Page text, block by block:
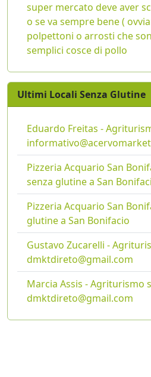
super mercato deve aver
o se va sempre bene (
polpettoni o arrosti che
semplici cosce di pollo
Ultimi Locali Senza Glutine
Eduardo Freitas -
Pizzeria Acquario San
senza glutine a San
Pizzeria Acquario San
glutine a San Bonifacio
Gustavo Zucarelli -
dmktdireto@gmail.com
Marcia Assis - Agriturismo
dmktdireto@gmail.com